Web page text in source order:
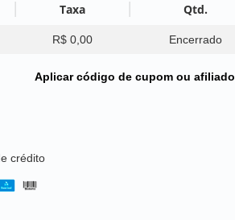
Taxa Qtd.
R$ 0,00 Encerrado
Aplicar código de cupom ou afiliado
crédito